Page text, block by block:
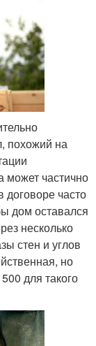
похожий на
может частично
договоре часто
дом оставался
несколько
стен и углов
но
для такого